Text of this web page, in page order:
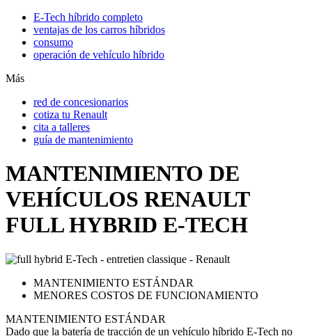
E-Tech híbrido completo
ventajas de los carros híbridos
consumo
operación de vehículo híbrido
Más
red de concesionarios
cotiza tu Renault
cita a talleres
guía de mantenimiento
MANTENIMIENTO DE
VEHÍCULOS RENAULT
FULL HYBRID E-TECH
MANTENIMIENTO ESTÁNDAR
MENORES COSTOS DE FUNCIONAMIENTO
MANTENIMIENTO ESTÁNDAR
Dado que la batería de tracción de un vehículo híbrido E-Tech no